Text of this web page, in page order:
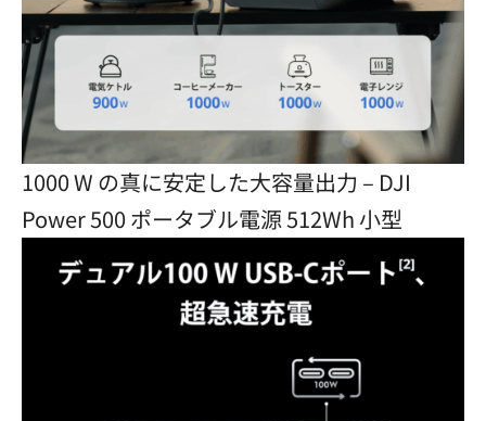
1000 W の真に安定した大容量出力 – DJI
Power 500 ポータブル電源 512Wh 小型